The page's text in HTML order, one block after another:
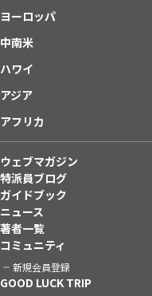
ヨーロッパ
中南米
ハワイ
アジア
アフリカ
ウェブマガジン
特派員ブログ
ガイドブック
ニュース
著者一覧
コミュニティ
新規会員登録
GOOD LUCK TRIP